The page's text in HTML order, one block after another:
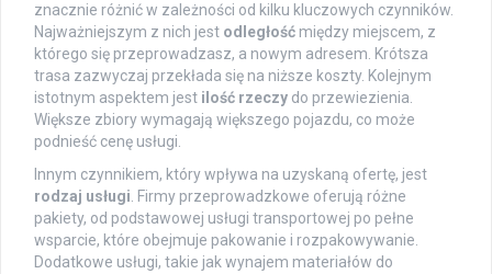
znacznie różnić w zależności od kilku kluczowych czynników.
Najważniejszym z nich jest odległość między miejscem, z
którego się przeprowadzasz, a nowym adresem. Krótsza
trasa zazwyczaj przekłada się na niższe koszty. Kolejnym
istotnym aspektem jest ilość rzeczy do przewiezienia.
Większe zbiory wymagają większego pojazdu, co może
podnieść cenę usługi.
Innym czynnikiem, który wpływa na uzyskaną ofertę, jest
rodzaj usługi . Firmy przeprowadzkowe oferują różne
pakiety, od podstawowej usługi transportowej po pełne
wsparcie, które obejmuje pakowanie i rozpakowywanie.
Dodatkowe usługi, takie jak wynajem materiałów do